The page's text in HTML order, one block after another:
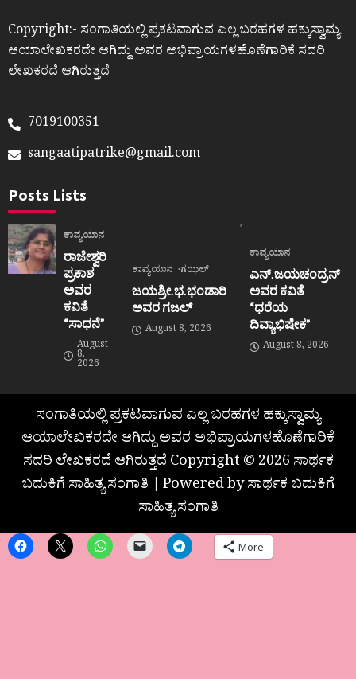
Copyright:- ಸಂಗಾತಿಯಲ್ಲಿ ಪ್ರಕಟವಾಗುವ ಎಲ್ಲ ಬರಹಗಳ ಹಕ್ಕುಸ್ವಾಮ್ಯ
ಆಯಾಲೇಖಕರದೇ ಆಗಿದ್ದು ಅವರ ಅಭಿಪ್ರಾಯಗಳಹೊಣೆಗಾರಿಕೆ ಸದರಿ
ಲೇಖಕರದೆ ಆಗಿರುತ್ತದೆ
7019100351
sangaatipatrike@gmail.com
Posts Lists
ಕಾವ್ಯಯಾನ
ರಾಜೇಶ್ವರಿ
ಪ್ರಕಾಶ
ಅವರ
ಕವಿತೆ
“ಸಾಧನೆ”
August
8,
2026
ಕಾವ್ಯಯಾನ ಗಝಲ್
ಜಯಶ್ರೀ.ಭ.ಭಂಡಾರಿ
ಅವರ ಗಜಲ್
August 8, 2026
ಕಾವ್ಯಯಾನ
ಎನ್.ಜಯಚಂದ್ರನ್
ಅವರ ಕವಿತೆ
“ಧರೆಯ
ದಿವ್ಯಾಭಿಷೇಕ”
August 8, 2026
ಸಂಗಾತಿಯಲ್ಲಿ ಪ್ರಕಟವಾಗುವ ಎಲ್ಲ ಬರಹಗಳ ಹಕ್ಕುಸ್ವಾಮ್ಯ
ಆಯಾಲೇಖಕರದೇ ಆಗಿದ್ದು ಅವರ ಅಭಿಪ್ರಾಯಗಳಹೊಣೆಗಾರಿಕೆ
ಸದರಿ ಲೇಖಕರದೆ ಆಗಿರುತ್ತದೆ Copyright © 2026 ಸಾರ್ಥಕ
ಬದುಕಿಗೆ ಸಾಹಿತ್ಯ ಸಂಗಾತಿ | Powered by ಸಾರ್ಥಕ ಬದುಕಿಗೆ
ಸಾಹಿತ್ಯ ಸಂಗಾತಿ
More